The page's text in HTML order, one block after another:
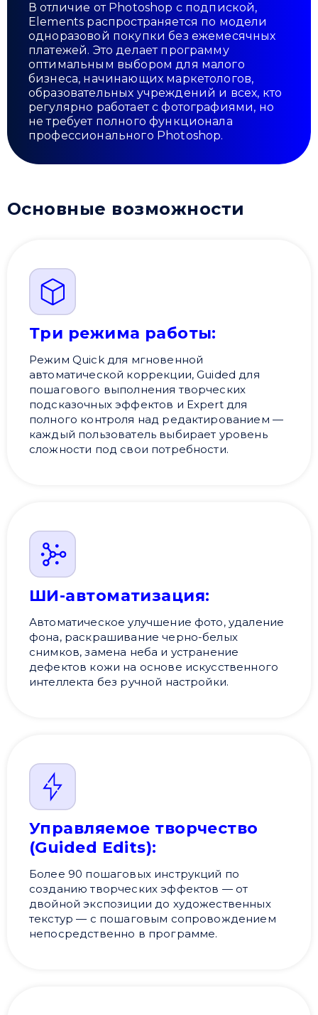
В отличие от Photoshop с подпиской,
Elements распространяется по модели
одноразовой покупки без ежемесячных
платежей. Это делает программу
оптимальным выбором для малого
бизнеса, начинающих маркетологов,
образовательных учреждений и всех, кто
регулярно работает с фотографиями, но
не требует полного функционала
профессионального Photoshop.
Основные возможности
Три режима работы:
Режим Quick для мгновенной
автоматической коррекции, Guided для
пошагового выполнения творческих
подсказочных эффектов и Expert для
полного контроля над редактированием —
каждый пользователь выбирает уровень
сложности под свои потребности.
ШИ-автоматизация:
Автоматическое улучшение фото, удаление
фона, раскрашивание черно-белых
снимков, замена неба и устранение
дефектов кожи на основе искусственного
интеллекта без ручной настройки.
Управляемое творчество
(Guided Edits):
Более 90 пошаговых инструкций по
созданию творческих эффектов — от
двойной экспозиции до художественных
текстур — с пошаговым сопровождением
непосредственно в программе.